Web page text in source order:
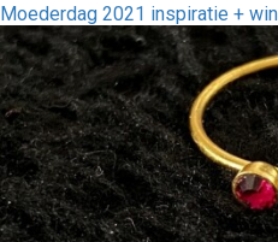
Moederdag 2021 inspiratie +